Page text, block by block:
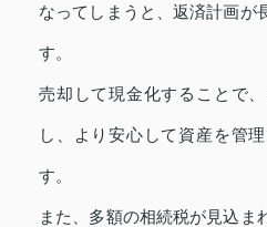
なってしまうと、返済計画が
す。
売却して現金化することで
し、より安心して資産を管
す。
また、多額の相続税が見込ま